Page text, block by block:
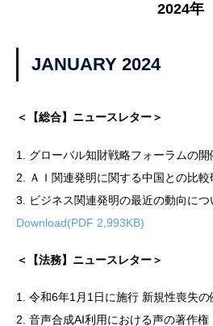
2024年
JANUARY 2024
＜【総合】ニュースレター＞
1. グローバル知財戦略フォーラムの開
2. ＡＩ関連発明に関する中国との比較
3. ビジネス関連発明の最近の動向につ
Download(PDF 2,993KB)
＜【法務】ニュースレター＞
1. 令和6年1月1日に施行 新規性喪失
2. 音声合成AI利用における声の著作権